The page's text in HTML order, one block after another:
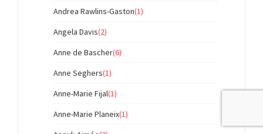
Andrea Rawlins-Gaston(1)
Angela Davis(2)
Anne de Bascher(6)
Anne Seghers(1)
Anne-Marie Fijal(1)
Anne-Marie Planeix(1)